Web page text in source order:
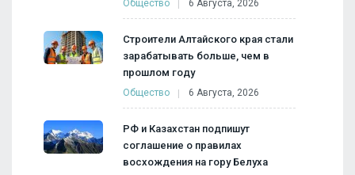
Общество 6 Августа, 2026
Строители Алтайского края стали
зарабатывать больше, чем в
прошлом году
Общество 6 Августа, 2026
РФ и Казахстан подпишут
соглашение о правилах
восхождения на гору Белуха